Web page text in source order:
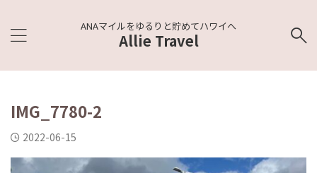
ANAマイルをゆるりと貯めてハワイへ
Allie Travel
IMG_7780-2
2022-06-15